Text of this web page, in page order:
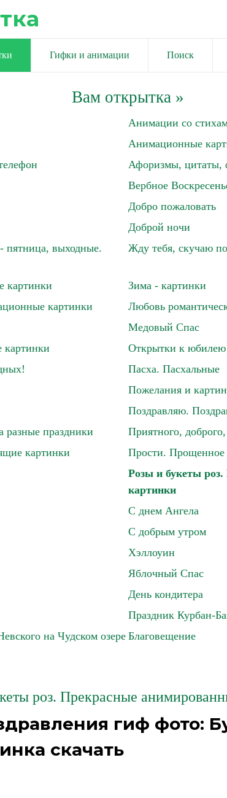
Гифки и анимации Поиск
Вам открытка»
Анимации со
Анимационные
Афоризмы, цитаты,
Вербное
Добро пожаловать
Доброй ночи
пятница, выходные.
Жду тебя, скучаю
картинки
Зима - картинки
картинки
Любовь
Медовый Спас
Открытки к юбилею
Пасха. Пасхальные
Пожелания и
Поздравляю.
разные праздники
Приятного,
картинки
Прости. Прощенное
Розы и букеты
картинки
С днем Ангела
С добрым утром
Хэллоуин
Яблочный Спас
День кондитера
Праздник Курбан-
на Чудском озере Благовещение
роз. Прекрасные
гиф фото:
скачать